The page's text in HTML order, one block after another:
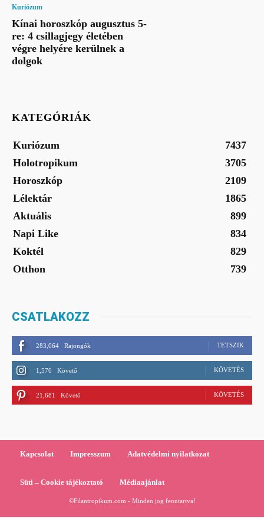
Kuriózum
Kínai horoszkóp augusztus 5-
re: 4 csillagjegy életében
végre helyére kerülnek a
dolgok
KATEGÓRIÁK
Kuriózum
7437
Holotropikum
3705
Horoszkóp
2109
Lélektár
1865
Aktuális
899
Napi Like
834
Koktél
829
Otthon
739
CSATLAKOZZ
283,064 Rajongók TETSZIK
1,570 Követő KÖVETÉS
21,681 Követő KÖVETÉS
Kapcsolat Impresszum Adatvédelmi nyilatkozat
Süti – Cookie tájékoztató Médiaajánlat
©Filantropikum.com - Minden jog fenntartva!